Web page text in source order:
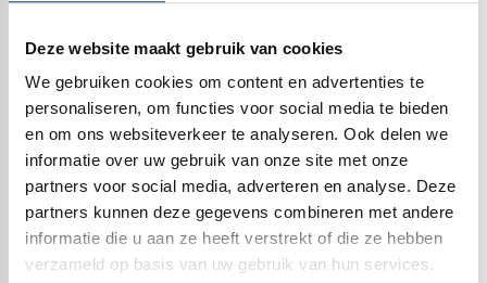
Deze website maakt gebruik van cookies
We gebruiken cookies om content en advertenties te
personaliseren, om functies voor social media te bieden
en om ons websiteverkeer te analyseren. Ook delen we
informatie over uw gebruik van onze site met onze
partners voor social media, adverteren en analyse. Deze
partners kunnen deze gegevens combineren met andere
informatie die u aan ze heeft verstrekt of die ze hebben
verzameld op basis van uw gebruik van hun services.
Vocht meten in
verschillende materialen
Vocht in hout meten
Het vochtgehalte van hout is belangrijk bij verwerking,